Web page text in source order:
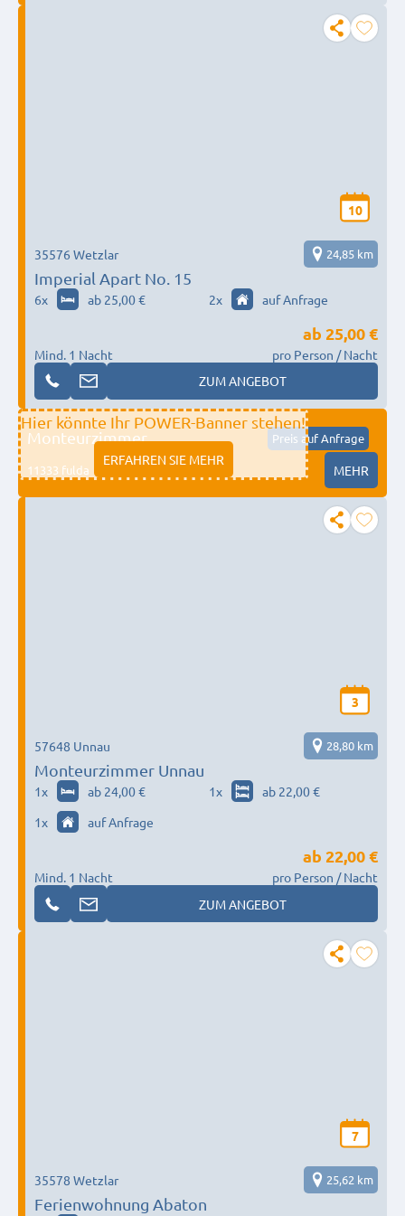
10
Imperial Apart No. 15
35576 Wetzlar 24,85 km
6x ab 25,00 € 2x auf Anfrage
Mind. 1 Nacht
ab 25,00 €
pro Person / Nacht
ZUM ANGEBOT
Hier könnte Ihr POWER-Banner stehen!
ERFAHREN SIE MEHR
Monteurzimmer Preis auf Anfrage
11333 fulda MEHR
3
Monteurzimmer Unnau
57648 Unnau 28,80 km
1x ab 24,00 € 1x
ab 22,00 €
1x auf Anfrage
Mind. 1 Nacht
ab 22,00 €
pro Person / Nacht
ZUM ANGEBOT
7
Ferienwohnung Abaton
35578 Wetzlar 25,62 km